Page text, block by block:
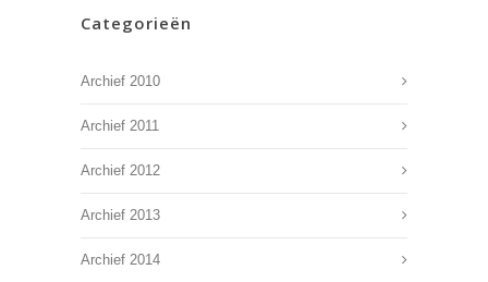
Categorieën
Archief 2010
Archief 2011
Archief 2012
Archief 2013
Archief 2014